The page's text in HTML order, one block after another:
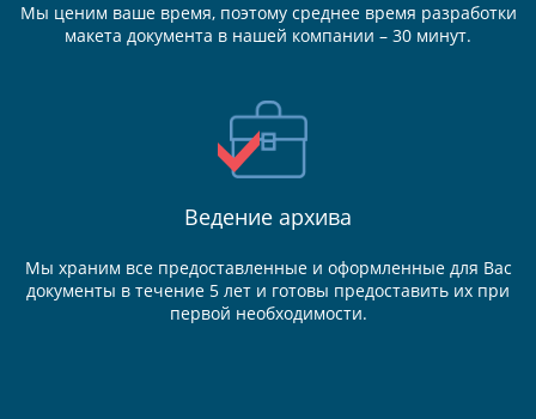
Мы ценим ваше время, поэтому среднее время разработки
макета документа в нашей компании – 30 минут.
Ведение архива
Мы храним все предоставленные и оформленные для Вас
документы в течение 5 лет и готовы предоставить их при
первой необходимости.